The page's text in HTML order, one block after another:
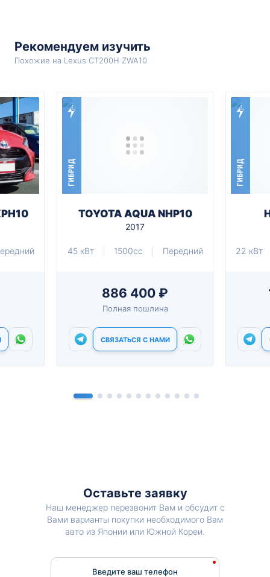
Рекомендуем изучить
Похожие на Lexus CT200H ZWA10
ГИБРИД
TOYOTA AQUA NHP10
2017
45 кВт 1500cc Передний
886 400 ₽
Полная пошлина
СВЯЗАТЬСЯ С НАМИ
ГИБРИД
22 кВт
Оставьте заявку
Наш менеджер перезвонит Вам и обсудит с
Вами варианты покупки необходимого Вам
авто из Японии или Южной Кореи.
Введите ваш телефон